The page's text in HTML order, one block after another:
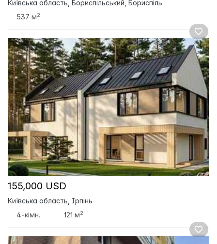
Київська область, Бориспільський, Бориспіль
537 м2
155,000 USD
Київська область, Ірпінь
4-кімн.
121 м2